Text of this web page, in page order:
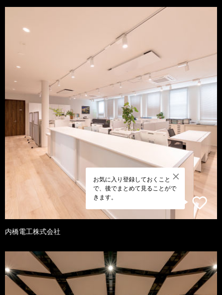
お気に入り登録しておくこと
で、後でまとめて見ることがで
きます。
内橋電工株式会社